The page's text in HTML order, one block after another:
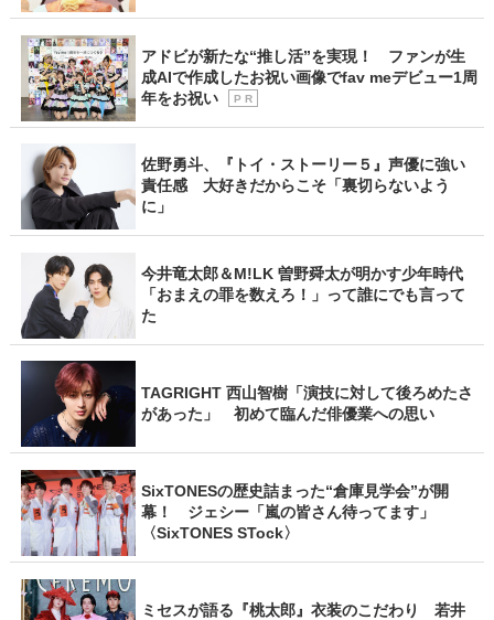
アドビが新たな“推し活”を実現！ ファンが生
成AIで作成したお祝い画像でfav meデビュー1周
年をお祝い
P R
佐野勇斗、『トイ・ストーリー５』声優に強い
責任感 大好きだからこそ「裏切らないよう
に」
今井竜太郎＆M!LK 曽野舜太が明かす少年時代
「おまえの罪を数えろ！」って誰にでも言って
た
TAGRIGHT 西山智樹「演技に対して後ろめたさ
があった」 初めて臨んだ俳優業への思い
SixTONESの歴史詰まった“倉庫見学会”が開
幕！ ジェシー「嵐の皆さん待ってます」
〈SixTONES STock〉
ミセスが語る『桃太郎』衣装のこだわり 若井